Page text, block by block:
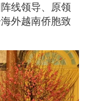
线领导、原领
外越南侨胞致